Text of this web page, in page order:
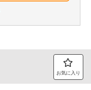
お気に入り